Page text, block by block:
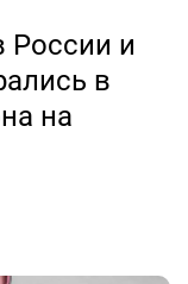
России и
в
на